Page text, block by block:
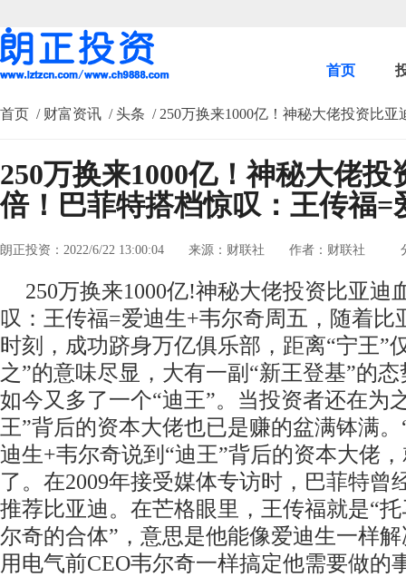
首页
首页 / 财富资讯 / 头条 / 250万换来1000亿！神秘大佬投资比
250万换来1000亿！神秘大佬投
倍！巴菲特搭档惊叹：王传福=
朗正投资：2022/6/22 13:00:04 来源：财联社 作者：财联社 分
250万换来1000亿!神秘大佬投资比亚迪
叹：王传福=爱迪生+韦尔奇周五，随着比
时刻，成功跻身万亿俱乐部，距离“宁王”
之”的意味尽显，大有一副“新王登基”的
如今又多了一个“迪王”。当投资者还在为
王”背后的资本大佬也已是赚的盆满钵满
迪生+韦尔奇说到“迪王”背后的资本大佬
了。在2009年接受媒体专访时，巴菲特曾
推荐比亚迪。在芒格眼里，王传福就是“托
尔奇的合体”，意思是他能像爱迪生一样
用电气前CEO韦尔奇一样搞定他需要做的